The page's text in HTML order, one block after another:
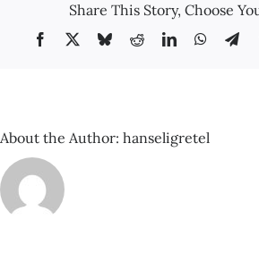
altres
biblioteques
de
Share This Story, Choose
Facebook BlueskyRedditLinkedIn
About the Author: hanseligretel